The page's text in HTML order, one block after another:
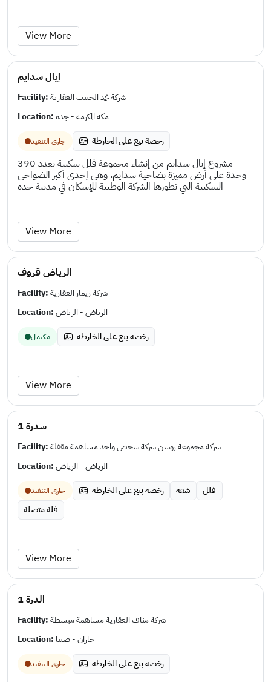
View More
إيال سدايم
Facility:شركة محمد الحبيب العقارية
Location:مكة المكرمة - جده
جارى التنفيد رخصة بيع على الخارطة
مشروع إیال سدایم من إنشاء مجموعة فلل سكنیة بعدد 390
وحدة على أرض ممیزة بضاحیة سدایم، وھي إحدى أكبر الضواحي
السكنیة التي تطورھا الشركة الوطنیة للإسكان في مدینة جدة
View More
الرياض قروف
Facility:شركة ريمار العقارية
Location:الرياض - الرياض
مكتمل رخصة بيع على الخارطة
View More
سدرة 1
Facility:شركة مجموعة روشن شركة شخص واحد مساهمة مقفلة
Location:الرياض - الرياض
جارى التنفيد رخصة بيع على الخارطة شقة
فلل
فلة متصلة
View More
الدرة 1
Facility:شركة مناف العقارية مساهمة مبسطة
Location: جازان - صبيا
جارى التنفيد رخصة بيع على الخارطة